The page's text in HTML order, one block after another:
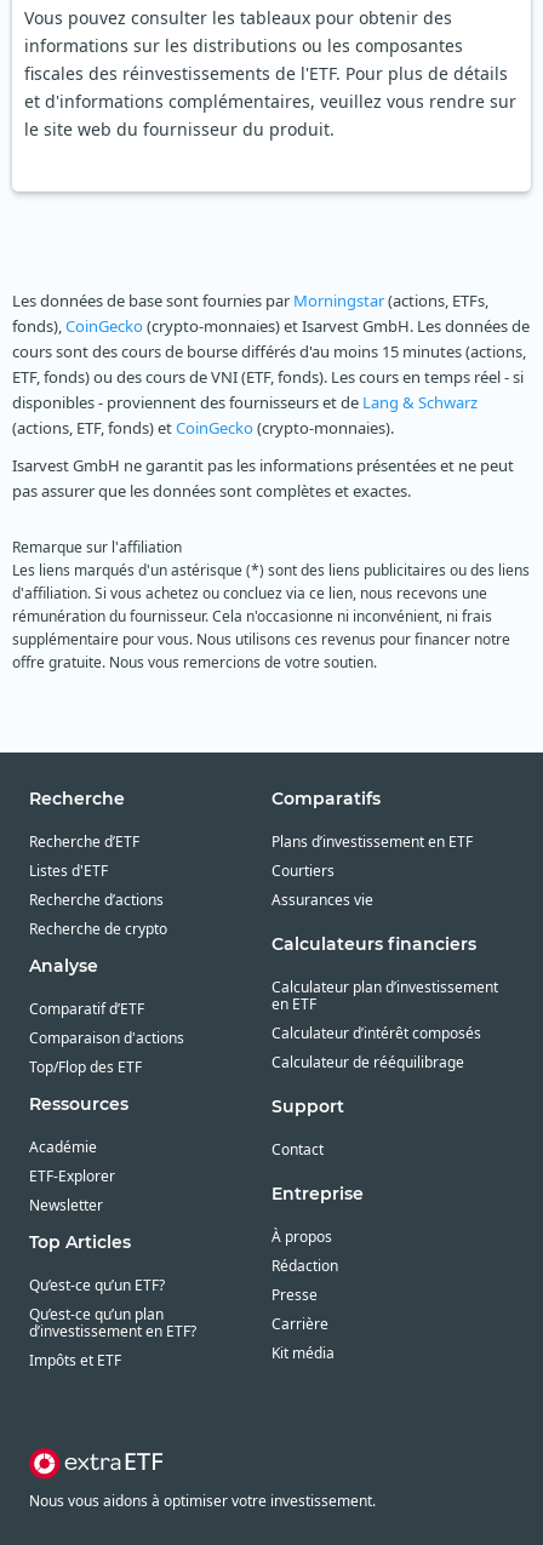
Vous pouvez consulter les tableaux pour obtenir des
informations sur les distributions ou les composantes
fiscales des réinvestissements de l'ETF. Pour plus de détails
et d'informations complémentaires, veuillez vous rendre sur
le site web du fournisseur du produit.
Les données de base sont fournies par Morningstar(actions, ETFs,
fonds),CoinGecko(crypto-monnaies) et Isarvest GmbH. Les données de
cours sont des cours de bourse différés d'au moins 15 minutes (actions,
ETF, fonds) ou des cours de VNI (ETF, fonds). Les cours en temps réel - si
disponibles - proviennent des fournisseurs et de Lang & Schwarz
(actions, ETF, fonds) etCoinGecko(crypto-monnaies).
Isarvest GmbH ne garantit pas les informations présentées et ne peut
pas assurer que les données sont complètes et exactes.
Remarque sur l'affiliation
Les liens marqués d'un astérisque (*) sont des liens publicitaires ou des liens
d'affiliation. Si vous achetez ou concluez via ce lien, nous recevons une
rémunération du fournisseur. Cela n'occasionne ni inconvénient, ni frais
supplémentaire pour vous. Nous utilisons ces revenus pour financer notre
offre gratuite. Nous vous remercions de votre soutien.
Recherche
Recherche d’ETF
Listes d'ETF
Recherche d’actions
Recherche de crypto
Analyse
Comparatif d’ETF
Comparaison d'actions
Top/Flop des ETF
Ressources
Académie
ETF-Explorer
Newsletter
Top Articles
Qu’est-ce qu’un ETF?
Qu’est-ce qu’un plan
d’investissement en ETF?
Impôts et ETF
Comparatifs
Plans d’investissement en ETF
Courtiers
Assurances vie
Calculateurs financiers
Calculateur plan d’investissement
en ETF
Calculateur d’intérêt composés
Calculateur de rééquilibrage
Support
Contact
Entreprise
À propos
Rédaction
Presse
Carrière
Kit média
Nous vous aidons à optimiser votre investissement.